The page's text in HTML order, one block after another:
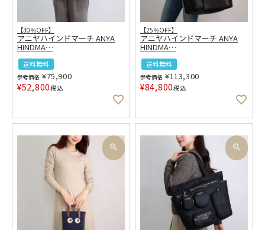
【30％OFF】
アニヤハインドマーチ ANYA
HINDMA…
送料無料
参考価格 ¥75,900
¥52,800税込
【25％OFF】
アニヤハインドマーチ ANYA
HINDMA…
送料無料
参考価格 ¥113,300
¥84,800税込